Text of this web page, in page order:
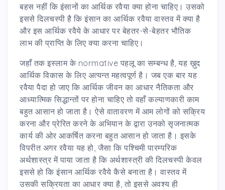
बहस नहीं कि इंसानों का आर्थिक रवैया क्या होना चाहिए। उसको
इससे दिलचस्पी है कि इंसान का आर्थिक रवैया वास्तव में क्या है
और इस आर्थिक रवैये के आधार पर बेहतर-से-बेहतर भौतिक
लाभ की प्राप्ति के लिए क्या करना चाहिए।
जहाँ तक इस्लाम के normative पहलू का सम्बन्ध है, यह ख़ुद
आर्थिक विकास के लिए अत्यन्त महत्वपूर्ण है। जब एक बार यह
रवैया पैदा हो जाए कि आर्थिक जीवन का आधार नैतिकता और
आध्यात्मिक सिद्धान्तों पर होना चाहिए तो वहाँ कल्याणकारी काम
बहुत आसान हो जाता है। ऐसे वातावरण में आम लोगों को सक्रिय
करना और प्रेरित करने के अभियान के द्वारा उनको सृजनात्मक
कार्य की ओर आकर्षित करना बहुत आसान हो जाता है। इसके
विपरीत अगर रवैया यह हो, जैसा कि पश्चिमी पारम्परिक
अर्थशास्त्र में पाया जाता है कि अर्थशास्त्री की दिलचस्पी केवल
इससे हो कि इंसान आर्थिक रवैये कैसे बनाता है। वास्तव में
उसकी सक्रियता का आधार क्या है, तो इससे अवश्य ही